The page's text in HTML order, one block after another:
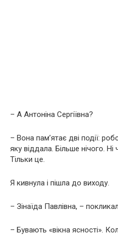
– А Антоніна Сергіївна?
– Вона пам’ятає дві події:
яку віддала. Більше нічого. Ні
Тільки це.
Я кивнула і пішла до виходу.
– Зінаїда Павлівна, –
– Бувають «вікна ясності».